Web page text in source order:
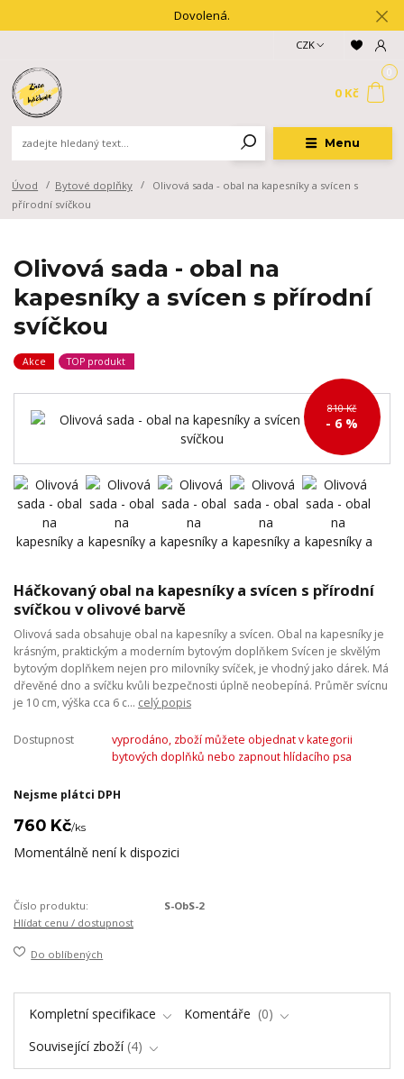
Dovolená.
Menu
CZK
0 Kč
Úvod Bytové doplňky
Olivová sada - obal na kapesníky a svícen s
přírodní svíčkou
Olivová sada - obal na
kapesníky a svícen s přírodní
svíčkou
Akce TOP produkt
810 Kč
- 6 %
Háčkovaný obal na kapesníky a svícen s přírodní
svíčkou v olivové barvě
Olivová sada obsahuje obal na kapesníky a svícen. Obal na kapesníky je
krásným, praktickým a moderním bytovým doplňkem Svícen je skvělým
bytovým doplňkem nejen pro milovníky svíček, je vhodný jako dárek. Má
dřevěné dno a svíčku kvůli bezpečnosti úplně neobepíná. Průměr svícnu
je 10 cm, výška cca 6 c... celý popis
Dostupnost
vyprodáno, zboží můžete objednat v kategorii
bytových doplňků nebo zapnout hlídacího psa
Nejsme plátci DPH
760 Kč/ks
Momentálně není k dispozici
Číslo produktu:
S-ObS-2
Hlídat cenu / dostupnost
Do oblíbených
Kompletní specifikace Komentáře
0
Související zboží 4